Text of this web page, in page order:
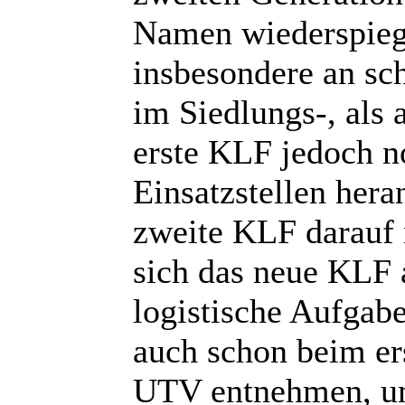
Namen
insbesondere an
im Siedlungs-, als
erste KLF jedoch
Einsatzstellen
zweite KLF darauf
sich das neue
logistische
auch schon beim
UTV entnehmen,